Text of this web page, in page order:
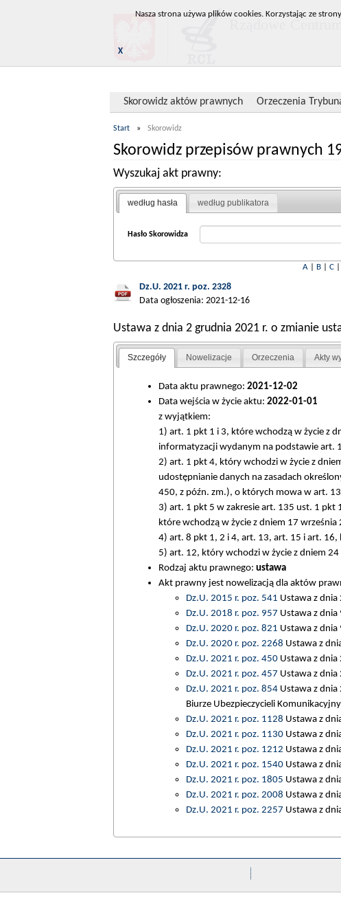
Skorowidz aktów prawnych Orzeczenia
Start » Skorowidz
Skorowidz przepisów prawnych
Wyszukaj akt prawny:
według hasła według publikatora
Hasło Skorowidza
A| B| C|
Dz.U. 2021 r. poz. 2328
Data ogłoszenia: 2021-12-16
Ustawa z dnia 2 grudnia 2021 r. o zmianie
Szczegóły Nowelizacje Orzeczenia Akty
Data aktu prawnego: 2021-12-02
Data wejścia w życie aktu: 2022-01-01
z wyjątkiem:
1) art. 1 pkt 1 i 3, które wchodzą w życie z
informatyzacji wydanym na podstawie art.
2) art. 1 pkt 4, który wchodzi w życie z
udostępnianie danych na zasadach
450, z późn. zm.), o których mowa w art.
3) art. 1 pkt 5 w zakresie art. 135 ust. 1
które wchodzą w życie z dniem 17 września
4) art. 8 pkt 1, 2 i 4, art. 13, art. 15 i art. 16,
5) art. 12, który wchodzi w życie z dniem
Rodzaj aktu prawnego: ustawa
Akt prawny jest nowelizacją dla aktów
Dz.U. 2015 r. poz. 541 Ustawa z
Dz.U. 2018 r. poz. 957 Ustawa z
Dz.U. 2020 r. poz. 821 Ustawa z dnia
Dz.U. 2020 r. poz. 2268 Ustawa z
Dz.U. 2021 r. poz. 450Ustawa z dnia
Dz.U. 2021 r. poz. 457 Ustawa z
Dz.U. 2021 r. poz. 854Ustawa z dnia
Biurze Ubezpieczycieli
Dz.U. 2021 r. poz. 1128 Ustawa z
Dz.U. 2021 r. poz. 1130Ustawa z
Dz.U. 2021 r. poz. 1212 Ustawa z
Dz.U. 2021 r. poz. 1540Ustawa z
Dz.U. 2021 r. poz. 1805 Ustawa z
Dz.U. 2021 r. poz. 2008 Ustawa z
Dz.U. 2021 r. poz. 2257 Ustawa z
Nasza strona używa plików cookies. Korzystając ze
X